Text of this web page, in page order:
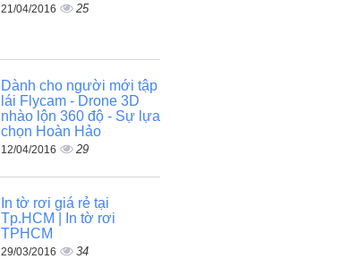
21/04/2016 25
Dành cho người mới tập
lái Flycam - Drone 3D
nhào lộn 360 độ - Sự lựa
chọn Hoàn Hảo
12/04/2016 29
In tờ rơi giá rẻ tại
Tp.HCM | In tờ rơi
TPHCM
29/03/2016 34